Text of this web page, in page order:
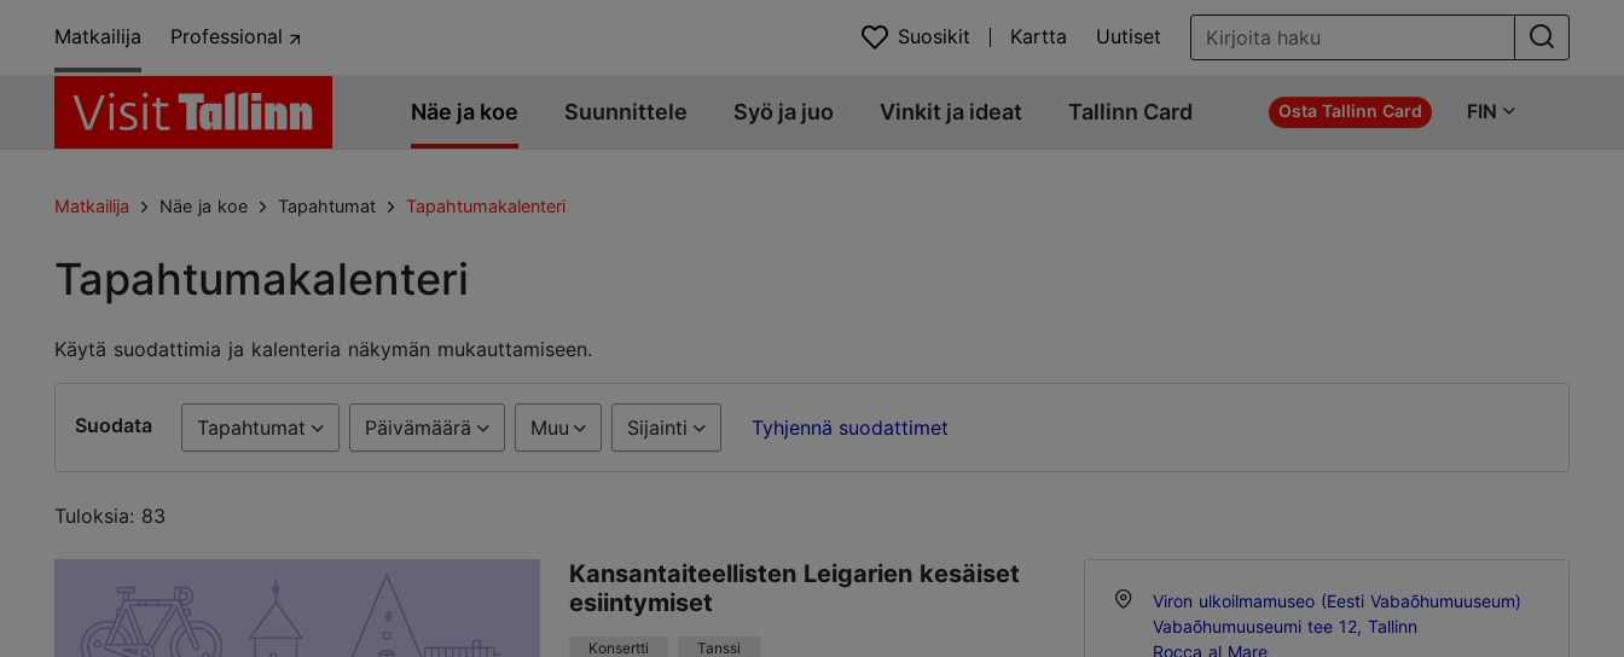
Matkailija Professional Suosikit Kartta Uutiset
Näe ja koe Suunnittele Syö ja juo Vinkit ja ideat Tallinn Card Osta Tallinn Card FIN
Matkailija Näe ja koe Tapahtumat Tapahtumakalenteri
Tapahtumakalenteri
Käytä suodattimia ja kalenteria näkymän mukauttamiseen.
Suodata Tapahtumat Päivämäärä Muu Sijainti Tyhjennä suodattimet
Tuloksia: 83
Kansantaiteellisten Leigarien kesäiset
esiintymiset
Konsertti Tanssi
Viron ulkoilmamuseo (Eesti Vabaõhumuuseum)
Vabaõhumuuseumi tee 12, Tallinn
Rocca al Mare